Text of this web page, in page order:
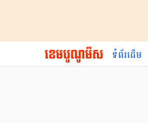
ទំព័រដើម